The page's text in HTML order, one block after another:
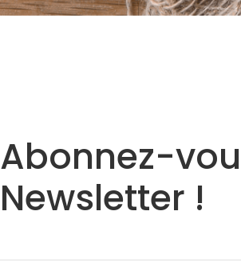
Abonnez-
Newsletter !